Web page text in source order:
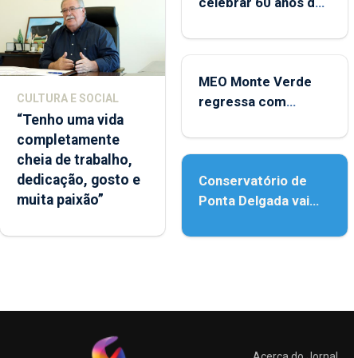
CULTURA E SOCIAL
“Tenho uma vida
completamente
cheia de trabalho,
dedicação, gosto e
muita paixão”
Micaelense
MEO Monte Verde
regressa com
acessibilidade
Conservatório de
Ponta Delgada vai
instrumentos